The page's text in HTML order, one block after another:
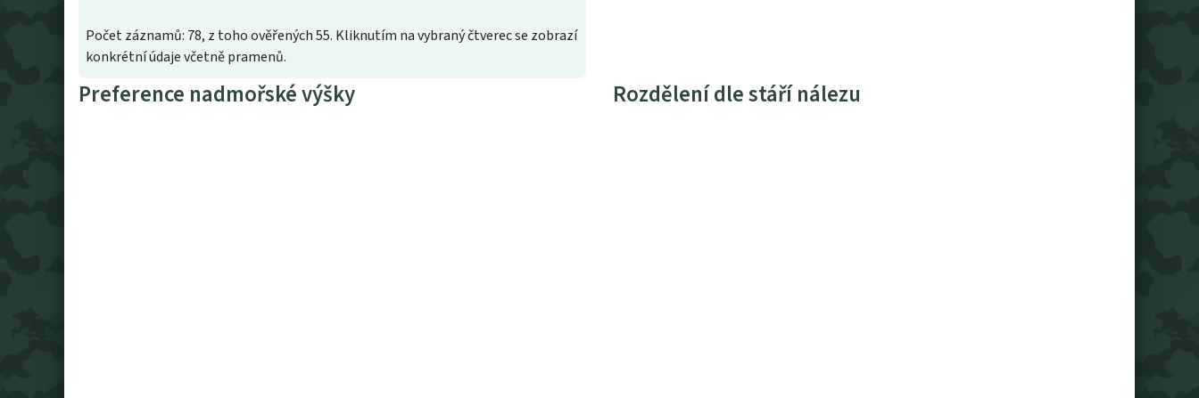
Počet záznamů: 78, z toho ověřených 55. Kliknutím na vybraný čtverec se zobrazí
konkrétní údaje včetně pramenů.
Preference nadmořské výšky Rozdělení dle stáří nálezu